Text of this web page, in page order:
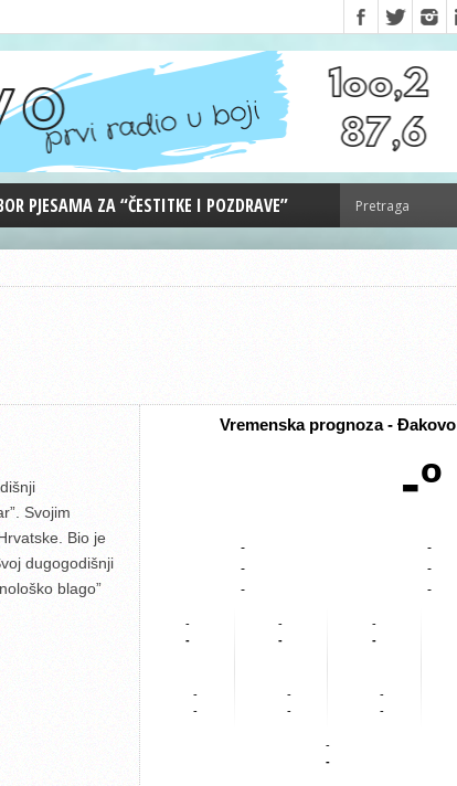
PJESAMA ZA “ČESTITKE I POZDRAVE”
Svojim
Bio je
dugogodišnji
blago”
Vremenska prognoza - Đakovo
-º
-
-
-
-
-
-
-
-
-
-
-
-
-
-
-
-
-
-
-
-